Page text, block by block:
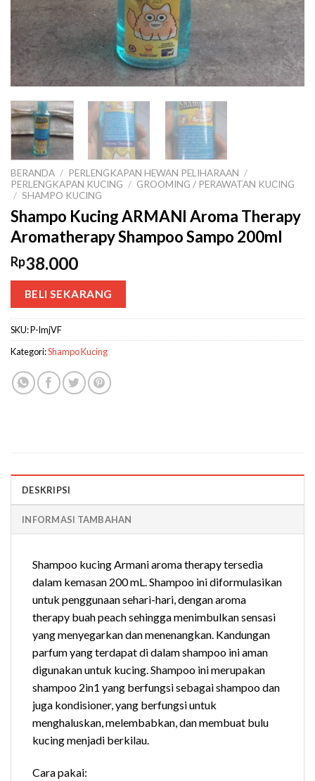
BERANDA / PERLENGKAPAN HEWAN PELIHARAAN /
PERLENGKAPAN KUCING / GROOMING / PERAWATAN KUCING
/ SHAMPO KUCING
Shampo Kucing ARMANI Aroma Therapy
Aromatherapy Shampoo Sampo 200ml
Rp38.000
BELI SEKARANG
SKU:P-lmjVF
Kategori:Shampo Kucing
DESKRIPSI
INFORMASI TAMBAHAN
Shampoo kucing Armani aroma therapy tersedia
dalam kemasan 200 mL. Shampoo ini diformulasikan
untuk penggunaan sehari-hari, dengan aroma
therapy buah peach sehingga menimbulkan sensasi
yang menyegarkan dan menenangkan. Kandungan
parfum yang terdapat di dalam shampoo ini aman
digunakan untuk kucing. Shampoo ini merupakan
shampoo 2in1 yang berfungsi sebagai shampoo dan
juga kondisioner, yang berfungsi untuk
menghaluskan, melembabkan, dan membuat bulu
kucing menjadi berkilau.
Cara pakai: